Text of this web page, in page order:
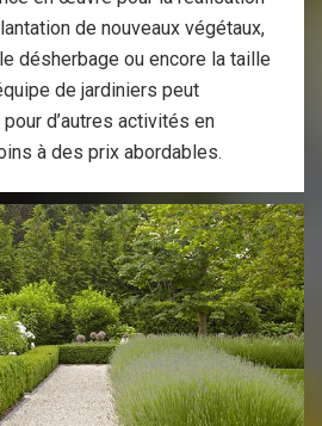
de nouveaux végétaux,
désherbage ou encore la taille
de jardiniers peut
d’autres activités en
à des prix abordables.